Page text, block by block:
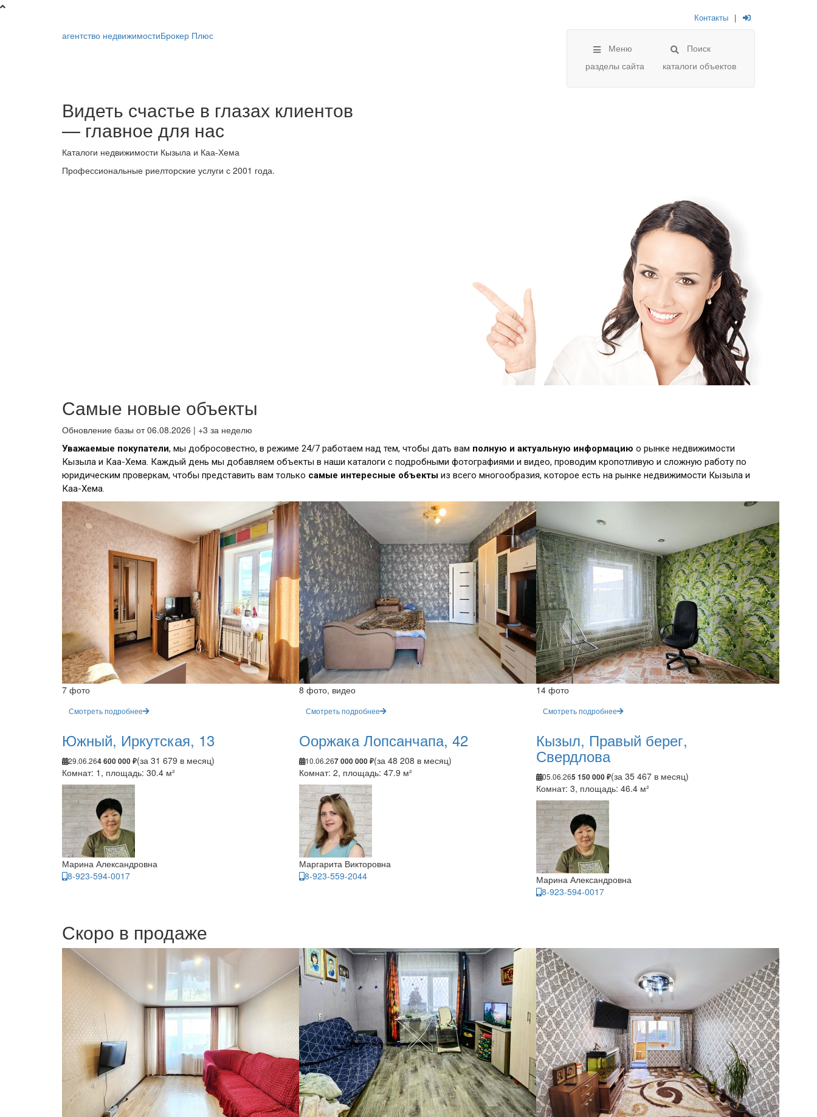
Контакты |
Меню
разделы сайта
Поиск
каталоги объектов
агентство недвижимостиБрокер Плюс
Брокер
риелторская
Видеть счастье в глазах клиентов
— главное для нас
Каталоги недвижимости Кызыла и Каа-Хема
Профессиональные риелторские услуги с 2001 года.
Самые новые объекты
Обновление базы от 06.08.2026 | +3 за неделю
Уважаемые покупатели, мы добросовестно, в режиме 24/7 работаем над тем, чтобы дать вам полную и актуальную информацию о рынке недвижимости
Кызыла и Каа-Хема. Каждый день мы добавляем объекты в наши каталоги с подробными фотографиями и видео, проводим кропотливую и сложную работу по
юридическим проверкам, чтобы представить вам только самые интересные объекты из всего многообразия, которое есть на рынке недвижимости Кызыла и
Каа-Хема.
7 фото
Смотреть подробнее
Южный, Иркутская, 13
29.06.264 600 000 ₽(за 31 679 в месяц)
Комнат: 1, площадь: 30.4 м²
Марина Александровна
8-923-594-0017
8 фото, видео
Смотреть подробнее
Ооржака Лопсанчапа, 42
10.06.267 000 000 ₽(за 48 208 в месяц)
Комнат: 2, площадь: 47.9 м²
Маргарита Викторовна
8-923-559-2044
14 фото
Смотреть подробнее
Кызыл, Правый берег,
Свердлова
05.06.265 150 000 ₽(за 35 467 в месяц)
Комнат: 3, площадь: 46.4 м²
Марина Александровна
8-923-594-0017
Скоро в продаже